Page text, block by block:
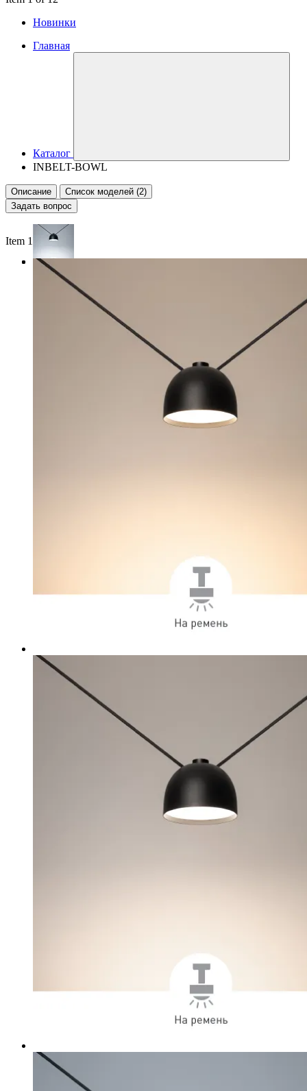
Новинки
Главная
Каталог
INBELT-BOWL
Описание
Список моделей (2)
Задать вопрос
Item 1 of 3